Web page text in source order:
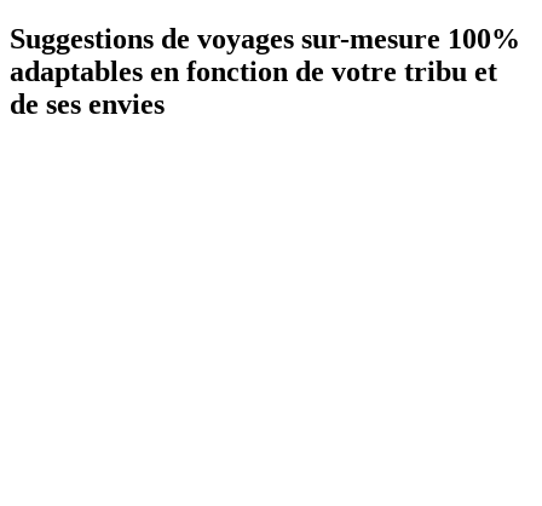
Suggestions de voyages sur-mesure 100%
adaptables en fonction de votre tribu et
de ses envies